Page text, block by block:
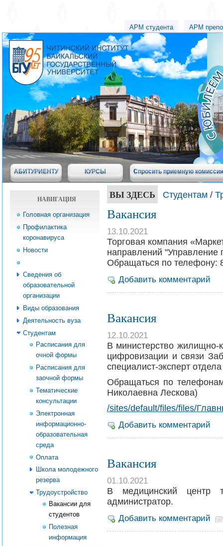
АРМ студента АРМ
АБИТУРИЕНТУ КУРСЫ Спросить приемную
НАВИГАЦИЯ
Головная организация
Профилактика
коронавируса
Новости
Сведения об
образовательной
организации
Виды образования
Деятельность вуза
Студентам
Расписания для
очной формы
Расписания для
заочной формы
Тематические
консультации
Электронная
информационно-
образовательная
среда
Оплата
Школа молодежного
резерва
Трудоустройство
Вакансии для
студентов
Полезная
информация
ВЫ ЗДЕСЬ Студентам /
Вакансия
13.10.2021
Торговая компания
направлений
Обращаться по телефону:
Добавить комментарий
Вакансия
12.10.2021
В министерство жилищно-
цифровизации и связи
специалист-эксперт отдела
Обращаться по
Николаевна Лескова)
/sites/default/files/files/
Добавить комментарий
Вакансия
01.10.2021
В медицинский центр
администратор.
Добавить комментарий